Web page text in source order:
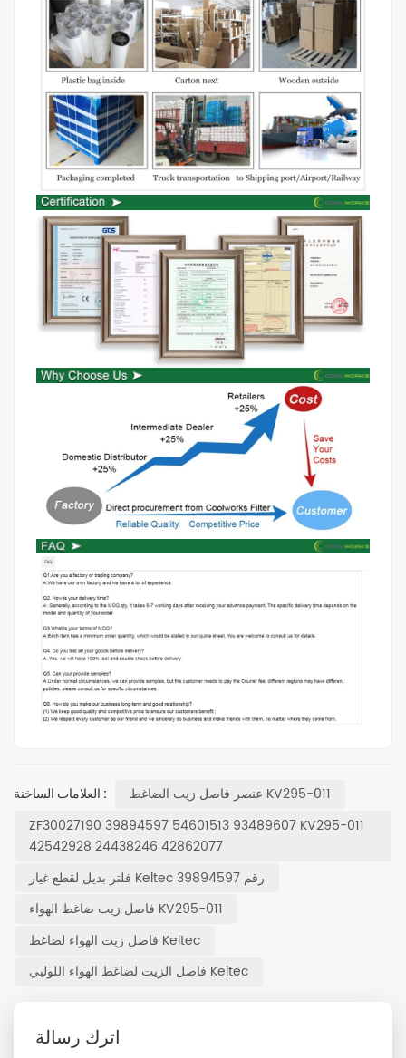
العلامات الساخنة :
عنصر فاصل زيت الضاغط KV295-011
ZF30027190 39894597 54601513 93489607 KV295-011
42542928 24438246 42862077
فلتر بديل لقطع غيار Keltec رقم 39894597
فاصل زيت ضاغط الهواء KV295-011
فاصل زيت الهواء لضاغط Keltec
فاصل الزيت لضاغط الهواء اللولبي Keltec
اترك رسالة